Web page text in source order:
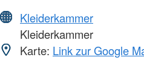
Kleiderkammer
Kleiderkammer
Karte: Link zur Google